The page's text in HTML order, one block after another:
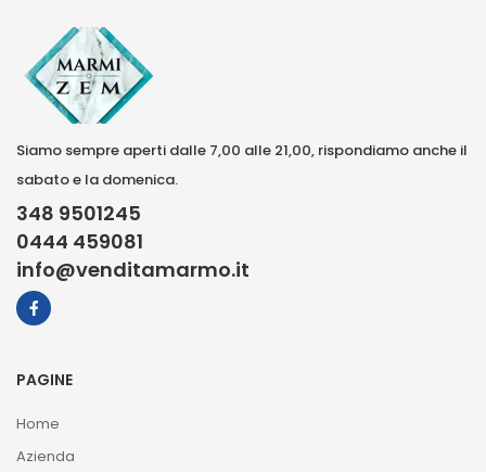
Siamo sempre aperti dalle 7,00 alle 21,00, rispondiamo anche il
sabato e la domenica.
348 9501245
0444 459081
info@venditamarmo.it
PAGINE
Home
Azienda